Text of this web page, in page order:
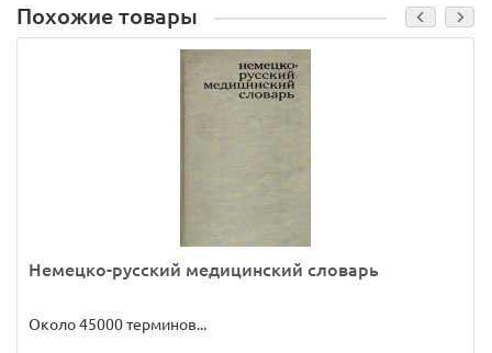
Похожие товары
Немецко-русский медицинский словарь
Около 45000 терминов...